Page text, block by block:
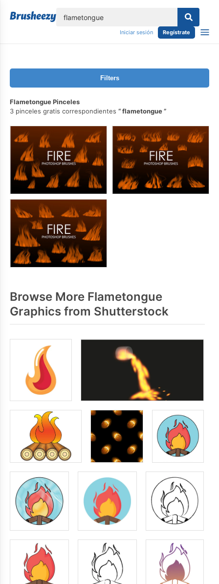
Iniciar sesión Regístrate
Filters
Flametongue Pinceles
3 pinceles gratis correspondientes
flametongue
Browse More Flametongue
Graphics from Shutterstock